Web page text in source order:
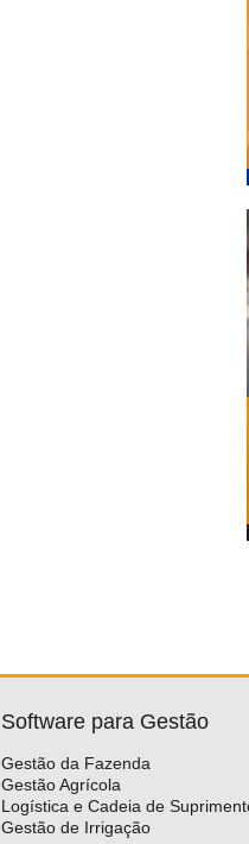
Software para Gestão
Gestão da Fazenda
Gestão Agrícola
Logística e Cadeia de
Gestão de Irrigação